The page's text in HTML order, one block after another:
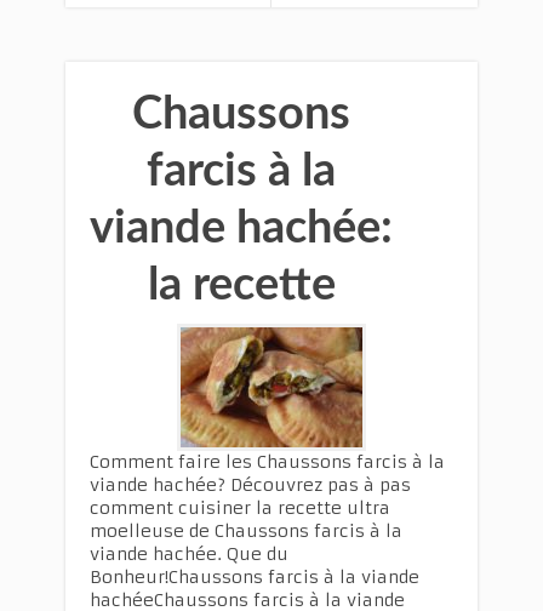
Chaussons
farcis à la
viande hachée:
la recette
Comment faire les Chaussons farcis à la
viande hachée? Découvrez pas à pas
comment cuisiner la recette ultra
moelleuse de Chaussons farcis à la
viande hachée. Que du
Bonheur!Chaussons farcis à la viande
hachéeChaussons farcis à la viande